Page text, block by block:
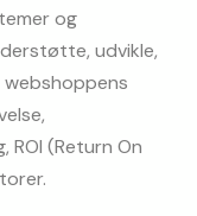
og
udvikle,
(Return On